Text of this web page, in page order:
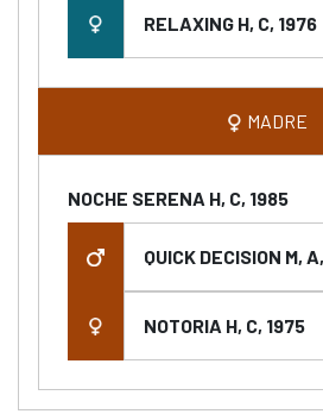
RELAXING H, C, 1976
MADRE
NOCHE SERENA H, C, 1985
QUICK DECISION M,
NOTORIA H, C, 1975